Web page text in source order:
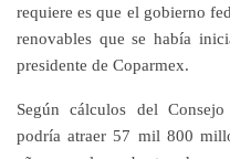
requiere es que el gobierno
renovables que se había
presidente de Coparmex.
Según cálculos del
podría atraer 57 mil 800